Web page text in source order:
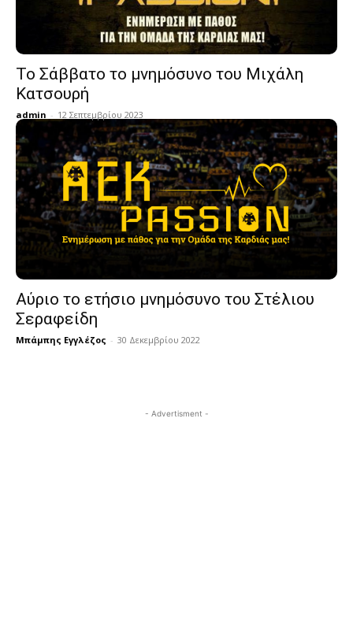
Το Σάββατο το μνημόσυνο του Μιχάλη
Κατσουρή
admin - 12 Σεπτεμβρίου 2023
Αύριο το ετήσιο μνημόσυνο του Στέλιου
Σεραφείδη
Μπάμπης Εγγλέζος - 30 Δεκεμβρίου 2022
- Advertisment -